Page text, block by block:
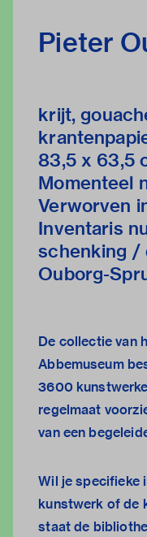
Pieter
krijt,
83,5 x 63,5
Momenteel
Verworven
Inventaris
schenking /
Ouborg-
De collectie van
Abbemuseum
3600
regelmaat
van een
Wil je specifieke
kunstwerk of de
staat de